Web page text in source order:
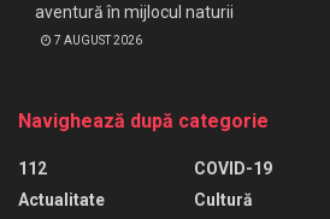
aventură în mijlocul naturii
7 AUGUST 2026
Navighează după categorie
112
Actualitate
COVID-19
Cultură